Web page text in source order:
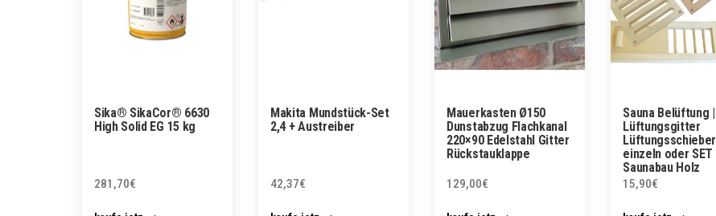
Sika® SikaCor® 6630
High Solid EG 15 kg
281,70€
Makita Mundstück-Set
2,4 + Austreiber
42,37€
Mauerkasten Ø150
Dunstabzug Flachkanal
220×90 Edelstahl Gitter
Rückstauklappe
129,00€
Sauna Belüftung |
Lüftungsgitter
Lüftungsschieber
einzeln oder SET
Saunabau Holz
15,90€